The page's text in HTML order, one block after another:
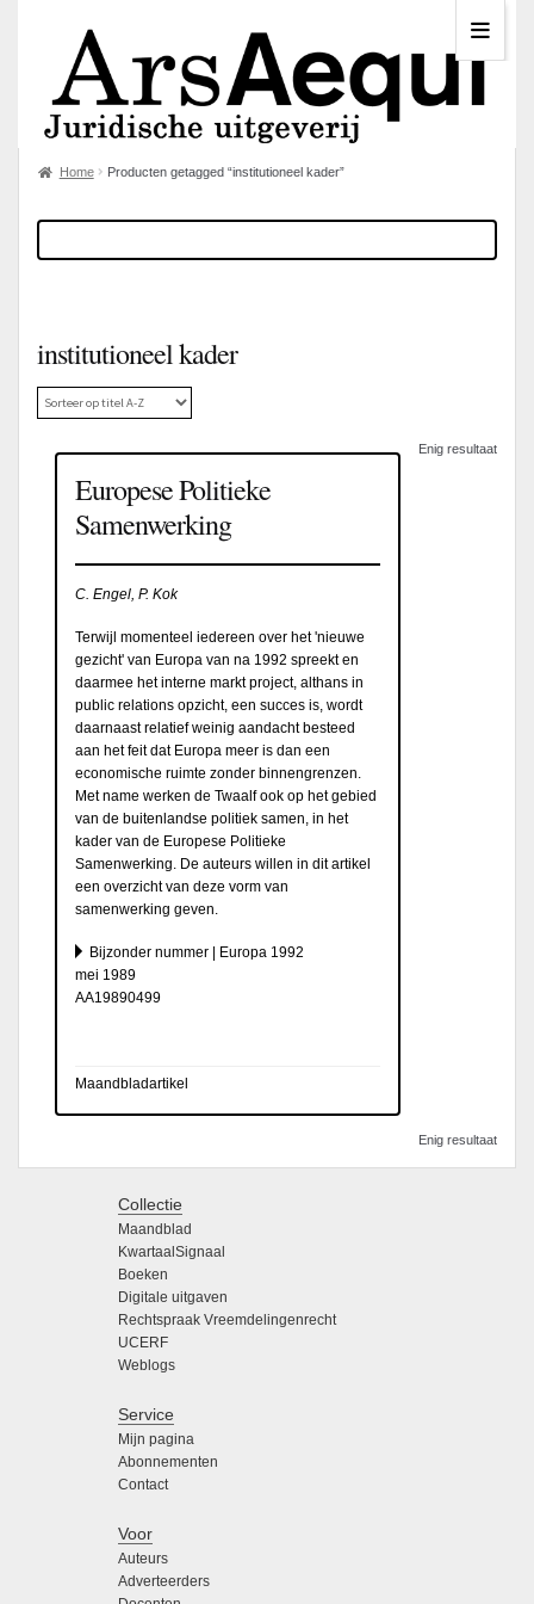
Home Producten getagged “institutioneel kader”
institutioneel kader
Enig resultaat
Europese Politieke
Samenwerking
C. Engel, P. Kok
Terwijl momenteel iedereen over het 'nieuwe
gezicht' van Europa van na 1992 spreekt en
daarmee het interne markt project, althans in
public relations opzicht, een succes is, wordt
daarnaast relatief weinig aandacht besteed
aan het feit dat Europa meer is dan een
economische ruimte zonder binnengrenzen.
Met name werken de Twaalf ook op het gebied
van de buitenlandse politiek samen, in het
kader van de Europese Politieke
Samenwerking. De auteurs willen in dit artikel
een overzicht van deze vorm van
samenwerking geven.
Bijzonder nummer | Europa 1992
mei 1989
AA19890499
Maandbladartikel
Enig resultaat
Collectie
Maandblad
KwartaalSignaal
Boeken
Digitale uitgaven
Rechtspraak Vreemdelingenrecht
UCERF
Weblogs
Service
Mijn pagina
Abonnementen
Contact
Voor
Auteurs
Adverteerders